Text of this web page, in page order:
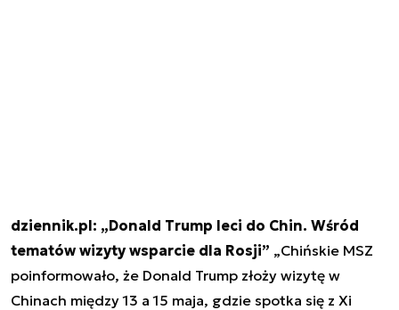
dziennik.pl: „Donald Trump leci do Chin. Wśród
tematów wizyty wsparcie dla Rosji” „Chińskie MSZ
poinformowało, że Donald Trump złoży wizytę w
Chinach między 13 a 15 maja, gdzie spotka się z Xi